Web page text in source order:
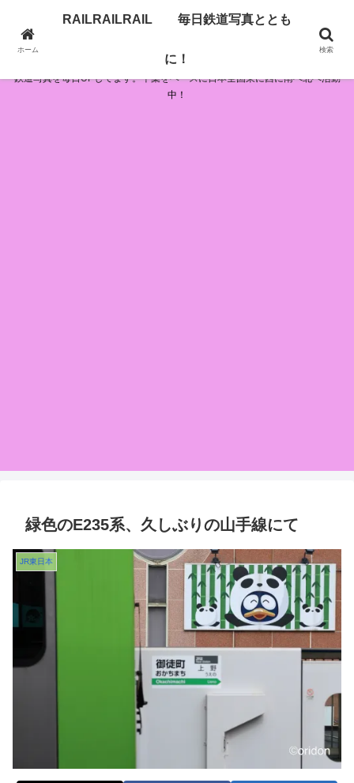
RAILRAILRAIL 毎日鉄道写真とともに！
鉄道写真を毎日UPしてます。千葉をベースに日本全国東に西に南へ北へ活動
中！
緑色のE235系、久しぶりの山手線にて
JR東日本
ホーム
RAILRAILRAIL 毎日鉄道写真ととも
に！
検索